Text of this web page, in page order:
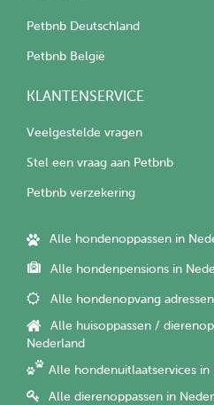
Petbnb Deutschland
Petbnb België
KLANTENSERVICE
Veelgestelde vragen
Stel een vraag aan Petbnb
Petbnb verzekering
Alle hondenoppassen in
Alle hondenpensions in
Alle hondenopvang
Alle huisoppassen /
Nederland
Alle hondenuitlaatservices in
Alle dierenoppassen in